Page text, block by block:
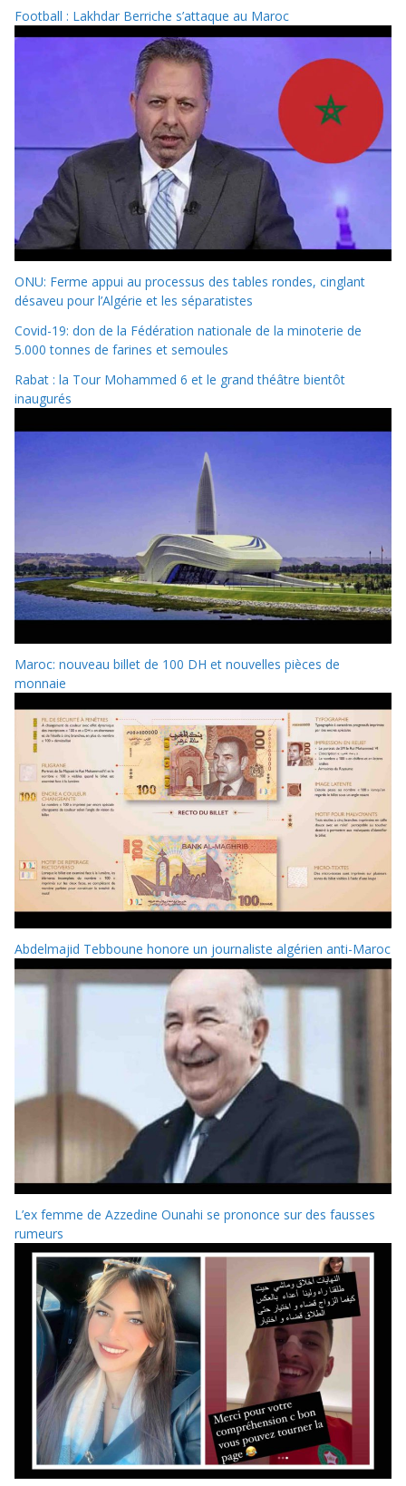
Football : Lakhdar Berriche s’attaque au Maroc
ONU: Ferme appui au processus des tables rondes, cinglant
désaveu pour l’Algérie et les séparatistes
Covid-19: don de la Fédération nationale de la minoterie de
5.000 tonnes de farines et semoules
Rabat : la Tour Mohammed 6 et le grand théâtre bientôt
inaugurés
Maroc: nouveau billet de 100 DH et nouvelles pièces de
monnaie
Abdelmajid Tebboune honore un journaliste algérien anti-Maroc
L’ex femme de Azzedine Ounahi se prononce sur des fausses
rumeurs